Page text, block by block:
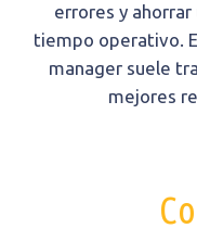
errores y
tiempo operativo.
manager suele
mejores